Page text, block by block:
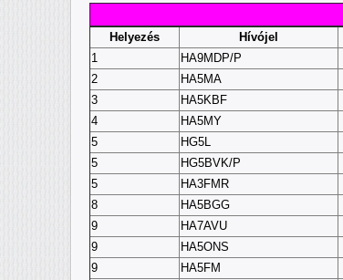
Helyezés Hívójel
1
HA9MDP/P
2
HA5MA
3
HA5KBF
4
HA5MY
5
HG5L
5
HG5BVK/P
5
HA3FMR
8
HA5BGG
9
HA7AVU
9
HA5ONS
9
HA5FM